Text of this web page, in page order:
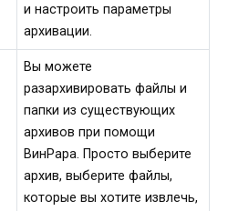
и настроить параметры
архивации.
Вы можете
разархивировать файлы и
папки из существующих
архивов при помощи
ВинРара. Просто выберите
архив, выберите файлы,
которые вы хотите извлечь,